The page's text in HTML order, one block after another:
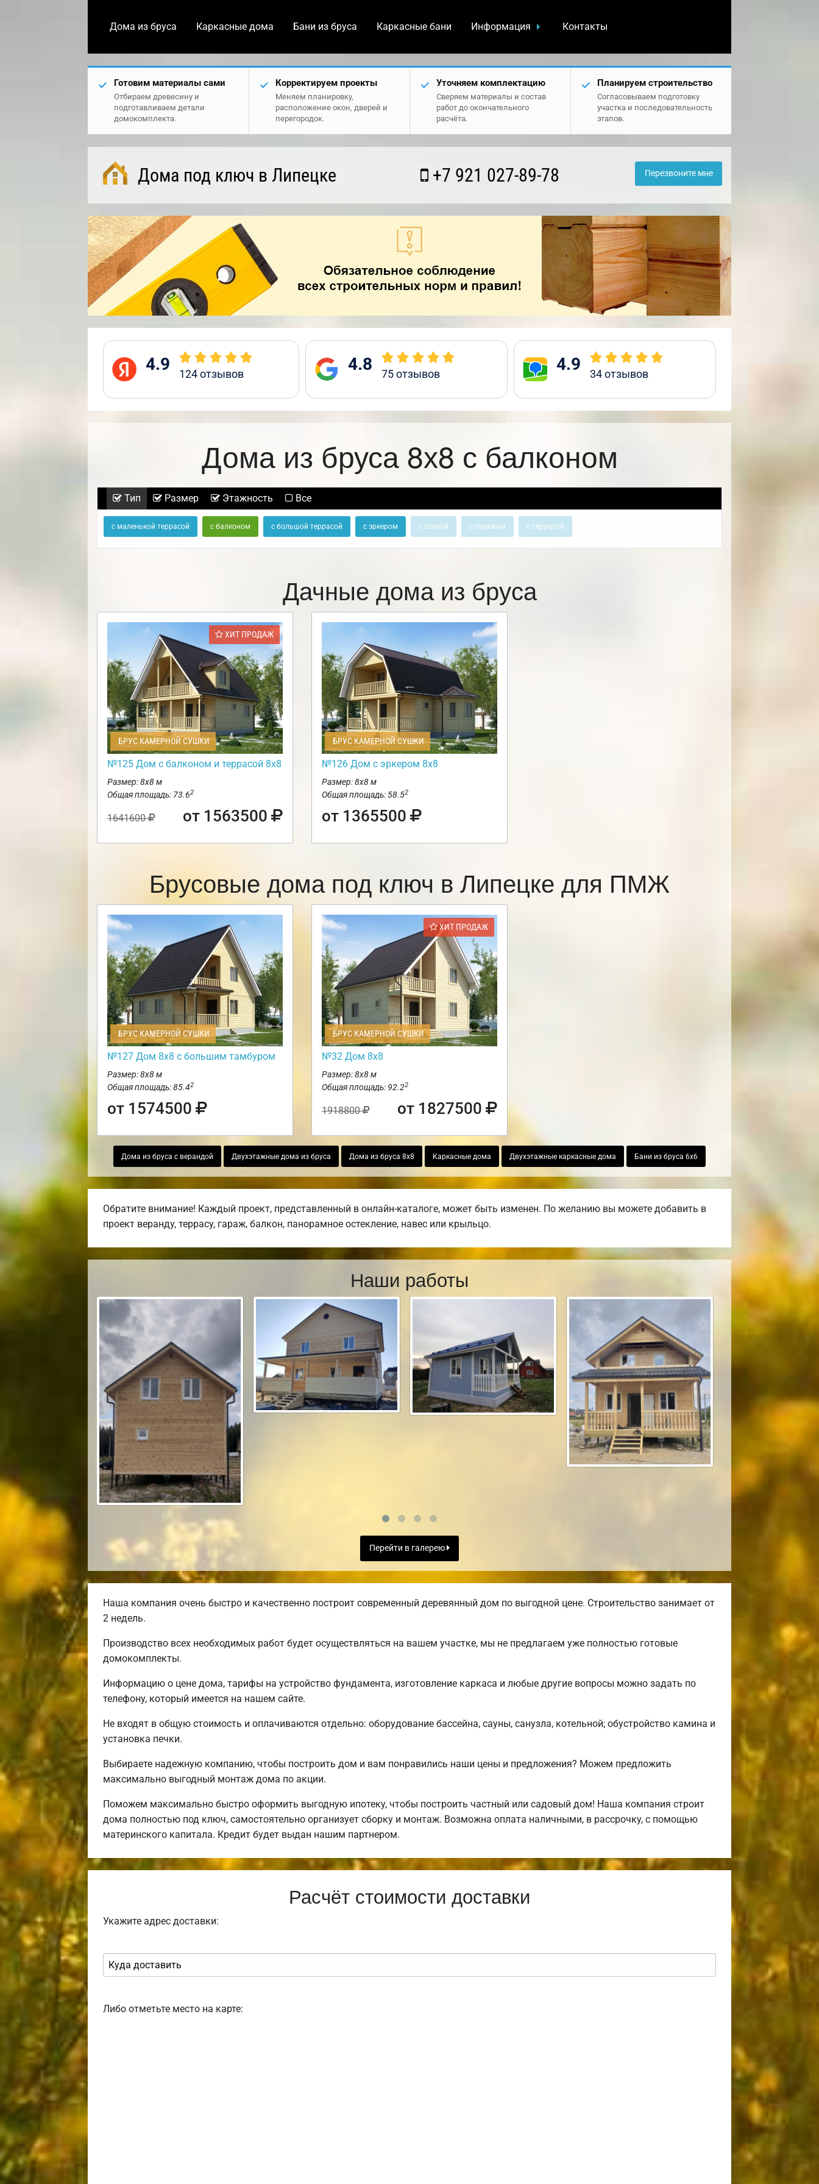
Дома из бруса Каркасные дома Бани из бруса Каркасные бани Информация Контакты
Готовим материалы сами
Отбираем древесину и
подготавливаем детали
домокомплекта.
Корректируем проекты
Меняем планировку,
расположение окон, дверей и
перегородок.
Уточняем комплектацию
Сверяем материалы и состав
работ до окончательного
расчёта.
Планируем строительство
Согласовываем подготовку
участка и последовательность
этапов.
Дома под ключ в Липецке +7 921 027-89-78 Перезвоните мне
4.9 124отзывов 4.8 75отзывов 4.9 34отзывов
Дома из бруса 8х8 с балконом
Тип Размер Этажность Все
с маленькой террасой с балконом с большой террасой с эркером с сауной с гаражом с террасой
Дачные дома из бруса
ХИТ ПРОДАЖ
БРУС КАМЕРНОЙ СУШКИ
№125 Дом с балконом и террасой 8х8
Размер: 8х8 м
Общая площадь: 73.62
1641600 от 1563500
БРУС КАМЕРНОЙ СУШКИ
№126 Дом с эркером 8х8
Размер: 8х8 м
Общая площадь: 58.52
от 1365500
Брусовые дома под ключ в Липецке для ПМЖ
БРУС КАМЕРНОЙ СУШКИ
№127 Дом 8х8 с большим тамбуром
Размер: 8х8 м
Общая площадь: 85.42
от 1574500
ХИТ ПРОДАЖ
БРУС КАМЕРНОЙ СУШКИ
№32 Дом 8х8
Размер: 8х8 м
Общая площадь: 92.22
1918800 от 1827500
Дома из бруса с верандой Двухэтажные дома из бруса Дома из бруса 8х8 Каркасные дома Двухэтажные каркасные дома Бани из бруса 6х6
Обратите внимание! Каждый проект, представленный в онлайн-каталоге, может быть изменен. По желанию вы можете добавить в
проект веранду, террасу, гараж, балкон, панорамное остекление, навес или крыльцо.
Наши работы
Перейти в галерею
Наша компания очень быстро и качественно построит современный деревянный дом по выгодной цене. Строительство занимает от
2 недель.
Производство всех необходимых работ будет осуществляться на вашем участке, мы не предлагаем уже полностью готовые
домокомплекты.
Информацию о цене дома, тарифы на устройство фундамента, изготовление каркаса и любые другие вопросы можно задать по
телефону, который имеется на нашем сайте.
Не входят в общую стоимость и оплачиваются отдельно: оборудование бассейна, сауны, санузла, котельной; обустройство камина и
установка печки.
Выбираете надежную компанию, чтобы построить дом и вам понравились наши цены и предложения? Можем предложить
максимально выгодный монтаж дома по акции.
Поможем максимально быстро оформить выгодную ипотеку, чтобы построить частный или садовый дом! Наша компания строит
дома полностью под ключ, самостоятельно организует сборку и монтаж. Возможна оплата наличными, в рассрочку, с помощью
материнского капитала. Кредит будет выдан нашим партнером.
Расчёт стоимости доставки
Укажите адрес доставки:
Либо отметьте место на карте: